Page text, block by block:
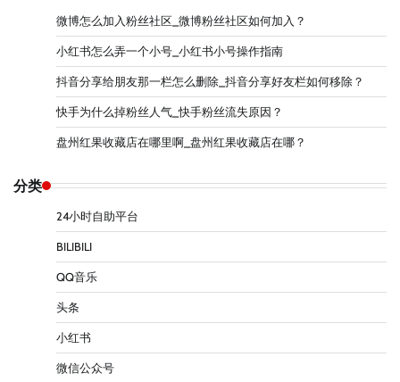
微博怎么加入粉丝社区_微博粉丝社区如何加入？
小红书怎么弄一个小号_小红书小号操作指南
抖音分享给朋友那一栏怎么删除_抖音分享好友栏如何移除？
快手为什么掉粉丝人气_快手粉丝流失原因？
盘州红果收藏店在哪里啊_盘州红果收藏店在哪？
分类
24小时自助平台
BILIBILI
QQ音乐
头条
小红书
微信公众号